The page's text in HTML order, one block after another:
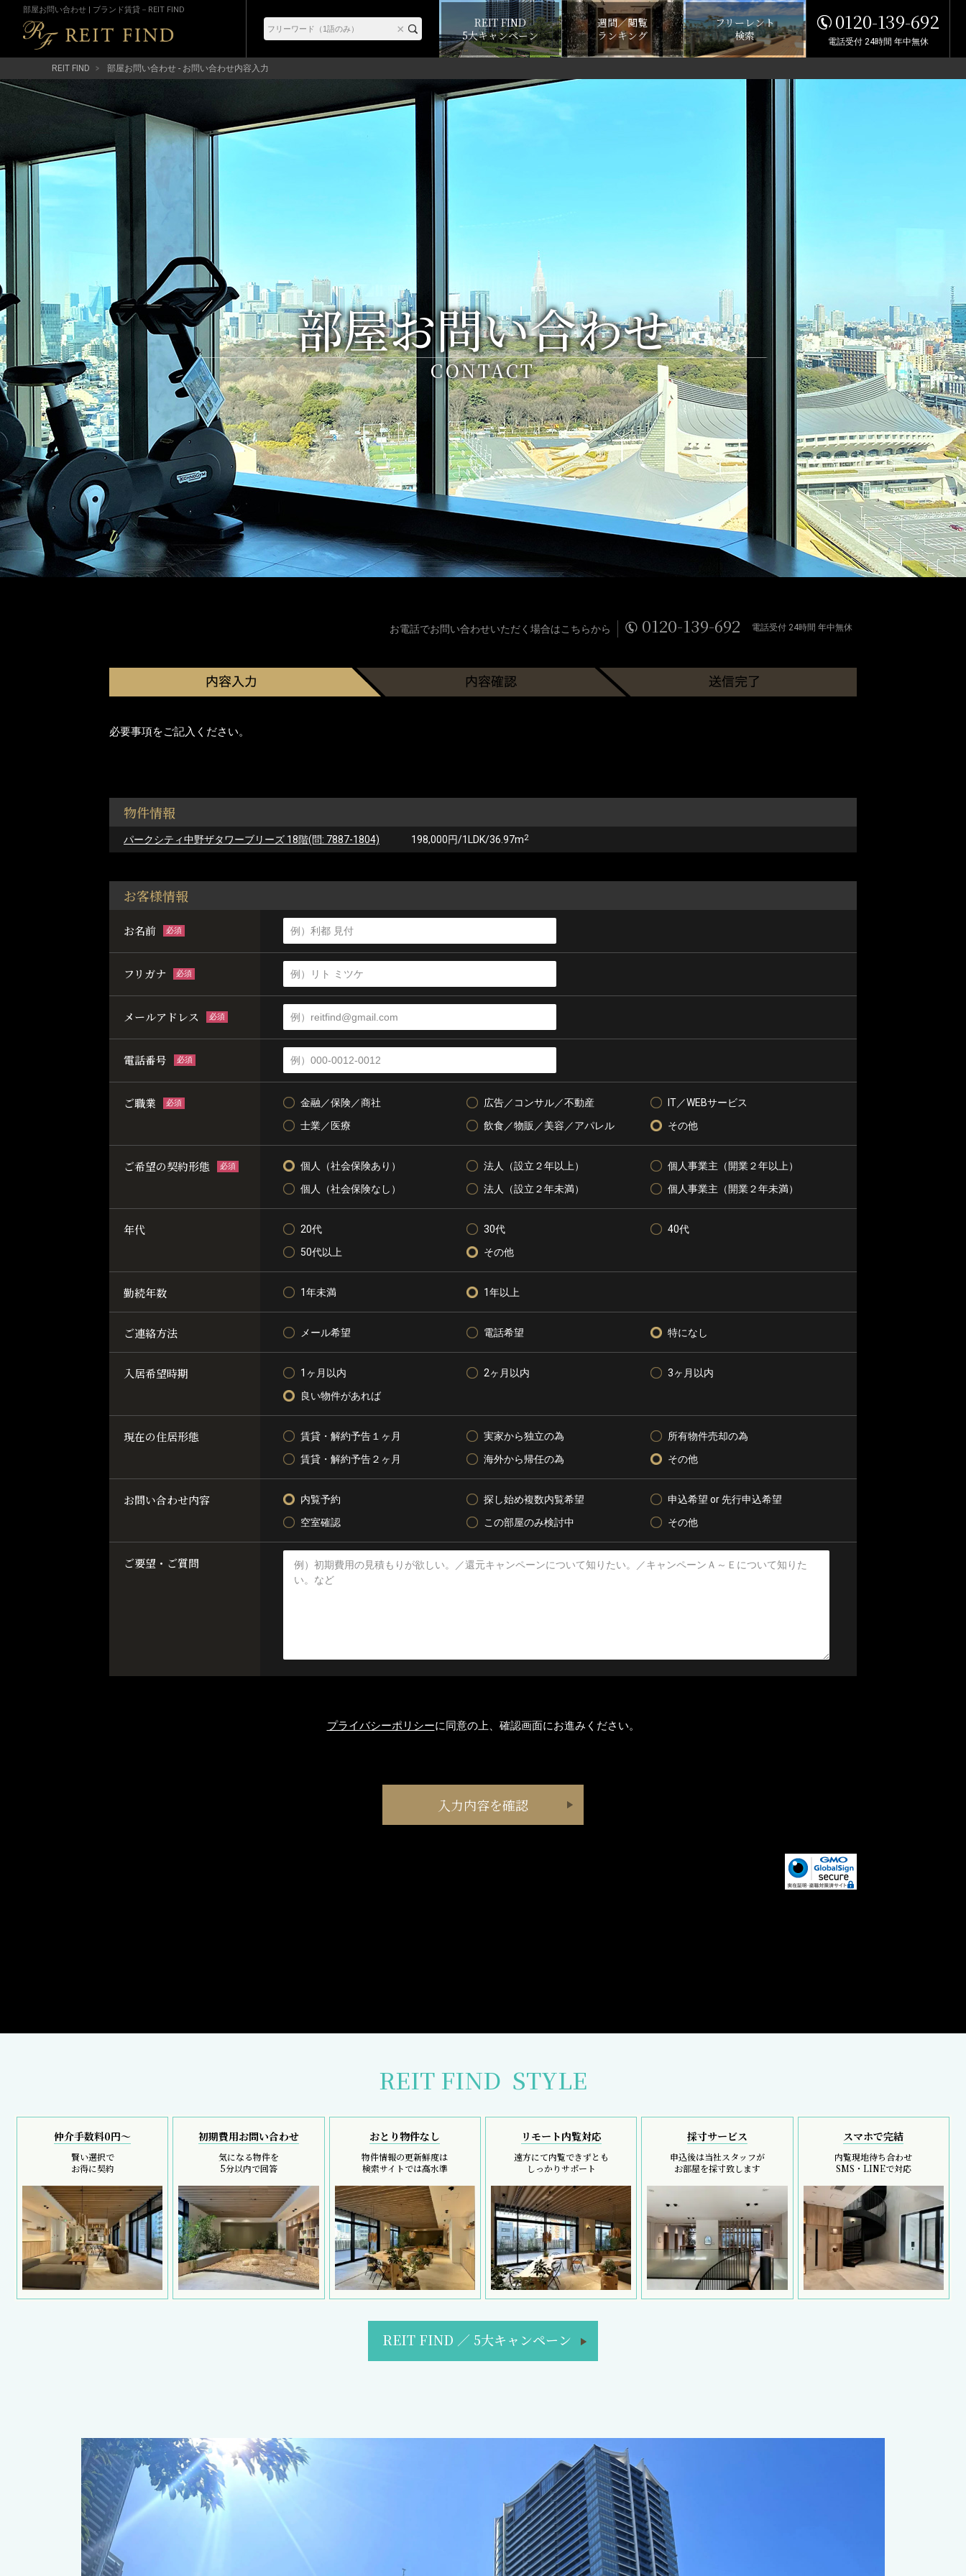
部屋お問い合わせ | ブランド賃貸－REIT FIND
REIT FIND
5大キャンペーン
週間／閲覧
ランキング
フリーレント
検索
0120-139-692
電話受付 24時間 年中無休
REIT FIND 部屋お問い合わせ - お問い合わせ内容入力
部屋お問い合わせ
CONTACT
お電話でお問い合わせいただく場合はこちらから 0120-139-692 電話受付 24時間 年中無休
必要事項をご記入ください。
物件情報
パークシティ中野ザタワーブリーズ 18階(問: 7887-1804) 198,000円/1LDK/36.97m2
お客様情報
お名前 必須
フリガナ 必須
メールアドレス 必須
電話番号 必須
ご職業 必須 金融／保険／商社 広告／コンサル／不動産
IT／WEBサービス
士業／医療
飲食／物販／美容／アパレル その他
ご希望の契約形態 必須 個人（社会保険あり） 法人（設立２年以上）
個人事業主（開業２年以上）
個人（社会保険なし）
法人（設立２年未満） 個人事業主（開業２年未満）
年代 20代 30代
40代
50代以上
その他
勤続年数 1年未満 1年以上
ご連絡方法 メール希望 電話希望 特になし
入居希望時期 1ヶ月以内 2ヶ月以内
3ヶ月以内
良い物件があれば
現在の住居形態 賃貸・解約予告１ヶ月 実家から独立の為
所有物件売却の為
賃貸・解約予告２ヶ月
海外から帰任の為 その他
お問い合わせ内容 内覧予約 探し始め複数内覧希望
申込希望 or 先行申込希望
空室確認
この部屋のみ検討中 その他
ご要望・ご質問
プライバシーポリシーに同意の上、確認画面にお進みください。
REIT FIND STYLE
仲介手数料0円～
賢い選択で
お得に契約
初期費用お問い合わせ
気になる物件を
5分以内で回答
おとり物件なし
物件情報の更新鮮度は
検索サイトでは高水準
リモート内覧対応
遠方にて内覧できずとも
しっかりサポート
採寸サービス
申込後は当社スタッフが
お部屋を採寸致します
スマホで完結
内覧現地待ち合わせ
SMS・LINEで対応
REIT FIND ／ 5大キャンペーン